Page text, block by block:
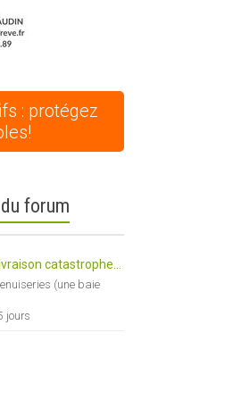
: protégez
forum
catastrophe...
(une baie
jours